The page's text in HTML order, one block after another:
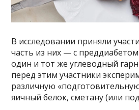
В исследовании приняли
часть из них — с
один и тот же углеводный
перед этим участники
различную
яичный белок, сметану (или